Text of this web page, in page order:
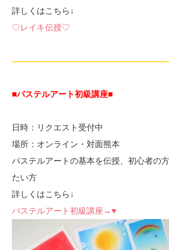
詳しくはこちら↓
♡レイキ伝授♡
■パステルアート初級講座■
日時：リクエスト受付中
場所：オンライン・対面熊本
パステルアートの基本を伝授、初心者の
たい方
詳しくはこちら↓
パステルアート初級講座→♥